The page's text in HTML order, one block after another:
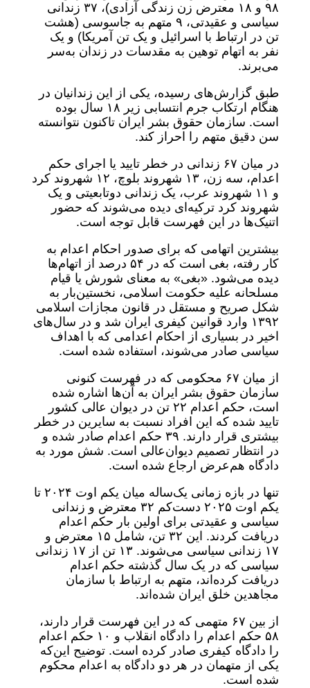
۹۸ و ۱۸ معترض زن زندگی آزادی)، ۳۷ زندانی
سیاسی و عقیدتی، ۹ متهم به جاسوسی (هشت
تن در ارتباط با اسرائیل و یک تن آمریکا) و یک
نفر به اتهام توهین به مقدسات در زندان به‌سر
می‌برند.
طبق گزارش‌های رسیده، یکی از این زندانیان در
هنگام ارتکاب جرم انتسابی زیر ۱۸ سال بوده
است. سازمان حقوق بشر ایران تاکنون نتوانسته
سن دقیق متهم را احراز کند.
در میان ۶۷ زندانی در خطر تایید یا اجرای حکم
اعدام، سه زن، ۱۳ شهروند بلوچ، ۱۲ شهروند کرد
و ۱۱ شهروند عرب، یک زندانی دوتابعیتی و یک
شهروند کرد ترکیه‌ای دیده می‌شوند که حضور
اتنیک‌ها در این فهرست قابل توجه است.
بیشترین اتهامی که برای صدور احکام اعدام به
کار رفته، بغی است که در ۵۴ درصد از اتهام‌ها
دیده می‌شود. «بغی» به معنای شورش یا قیام
مسلحانه علیه حکومت اسلامی، نخستین‌بار به
شکل صریح و مستقل در قانون مجازات اسلامی
۱۳۹۲ وارد قوانین کیفری ایران شد و در سال‌های
اخیر در بسیاری از احکام اعدامی که با اهداف
سیاسی صادر می‌شوند، استفاده شده است.
از میان ۶۷ محکومی که در فهرست کنونی
سازمان حقوق بشر ایران به آن‌ها اشاره شده
است، حکم اعدام ۲۲ تن در دیوان عالی کشور
تایید شده که این افراد نسبت به سایرین در خطر
بیشتری قرار دارند. ۳۹ حکم اعدام صادر شده و
در انتظار تصمیم دیوان‌عالی است. شش مورد به
دادگاه هم‌عرض ارجاع شده است.
تنها در بازه زمانی یک‌ساله میان یکم اوت ۲۰۲۴ تا
یکم اوت ۲۰۲۵ دست‌کم ۳۲ معترض و زندانی
سیاسی و عقیدتی برای اولین بار حکم اعدام
دریافت کردند. این ۳۲ تن، شامل ۱۵ معترض و
۱۷ زندانی سیاسی می‌شوند. ۱۳ تن از ۱۷ زندانی
سیاسی که در یک سال گذشته حکم اعدام
دریافت کرده‌اند، متهم‌ به ارتباط با سازمان
مجاهدین خلق ایران شده‌اند.
از بین ۶۷ متهمی که در این فهرست قرار دارند،
۵۸ حکم اعدام را دادگاه انقلاب و ۱۰ حکم اعدام
را دادگاه کیفری صادر کرده است. توضیح این‌که
یکی از متهمان در هر دو دادگاه به اعدام محکوم
شده است.